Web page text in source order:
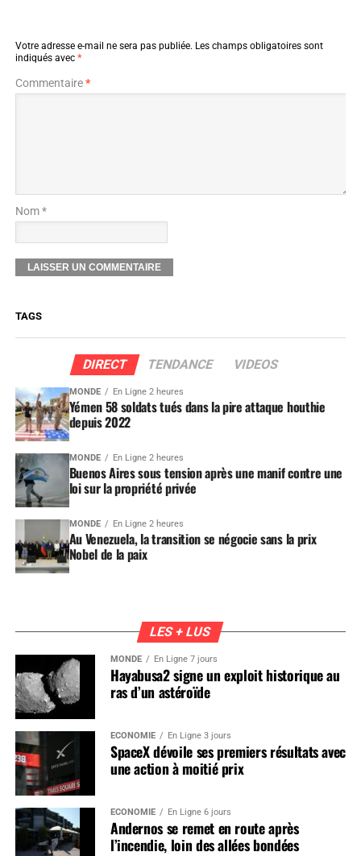
Votre adresse e-mail ne sera pas publiée. Les champs obligatoires sont
indiqués avec *
Commentaire*
Nom *
TAGS
DIRECT TENDANCE VIDEOS
MONDE En Ligne 2 heures
Yémen 58 soldats tués dans la pire attaque houthie
depuis 2022
MONDE En Ligne 2 heures
Buenos Aires sous tension après une manif contre une
loi sur la propriété privée
MONDE En Ligne 2 heures
Au Venezuela, la transition se négocie sans la prix
Nobel de la paix
LES + LUS
MONDE En Ligne 7 jours
Hayabusa2 signe un exploit historique au
ras d’un astéroïde
ÉCONOMIE En Ligne 3 jours
SpaceX dévoile ses premiers résultats avec
une action à moitié prix
ÉCONOMIE En Ligne 6 jours
Andernos se remet en route après
l’incendie, loin des allées bondées